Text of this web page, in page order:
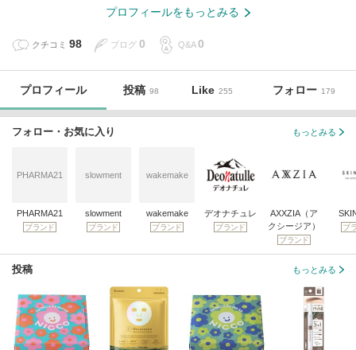
プロフィールをもっとみる
クチコミ 98 ブログ 0 Q&A 0
プロフィール 投稿 98 Like 255 フォロー 179
フォロー・お気に入り もっとみる
PHARMA21
PHARMA21
ブランド
slowment
slowment
ブランド
wakemake
wakemake
ブランド
デオナチュレ
ブランド
AXXZIA（ア
クシージア）
ブランド
ブ
投稿 もっとみる